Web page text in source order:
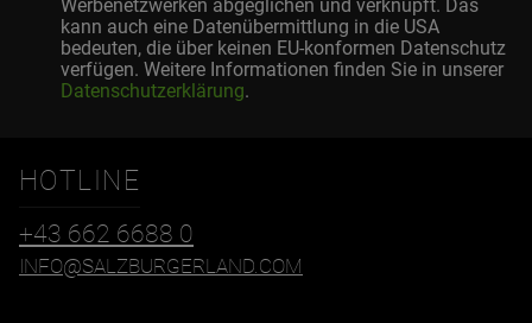
Werbenetzwerken abgeglichen und verknüpft. Das
kann auch eine Datenübermittlung in die USA
bedeuten, die über keinen EU-konformen Datenschutz
verfügen. Weitere Informationen finden Sie in unserer
Datenschutzerklärung.
HOTLINE
+43 662 6688 0
INFO@SALZBURGERLAND.COM